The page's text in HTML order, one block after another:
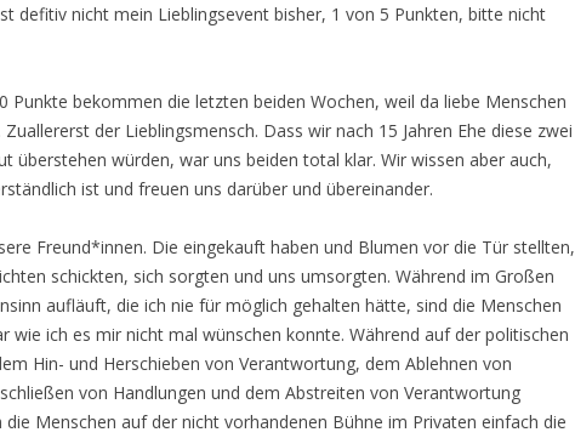
defitiv nicht mein Lieblingsevent bisher, 1 von 5 Punkten, bitte nicht
Punkte bekommen die letzten beiden Wochen, weil da liebe Menschen
der Lieblingsmensch. Dass wir nach 15 Jahren Ehe diese zwei
überstehen würden, war uns beiden total klar. Wir wissen aber auch,
ist und freuen uns darüber und übereinander.
Freund*innen. Die eingekauft haben und Blumen vor die Tür stellten,
schickten, sich sorgten und uns umsorgten. Während im Großen
aufläuft, die ich nie für möglich gehalten hätte, sind die Menschen
wie ich es mir nicht mal wünschen konnte. Während auf der politischen
Hin- und Herschieben von Verantwortung, dem Ablehnen von
von Handlungen und dem Abstreiten von Verantwortung
Menschen auf der nicht vorhandenen Bühne im Privaten einfach die